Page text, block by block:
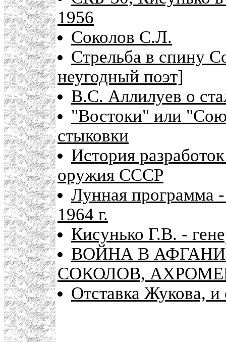
1956
Соколов С.Л.
Стрельба в спину
неугодный поэт]
В.С. Аллилуев о
"Востоки" или
стыковки
История
оружия СССР
Лунная программа
1964 г.
Кисунько Г.В. -
ВОЙНА В
СОКОЛОВ,
Отставка Жукова,